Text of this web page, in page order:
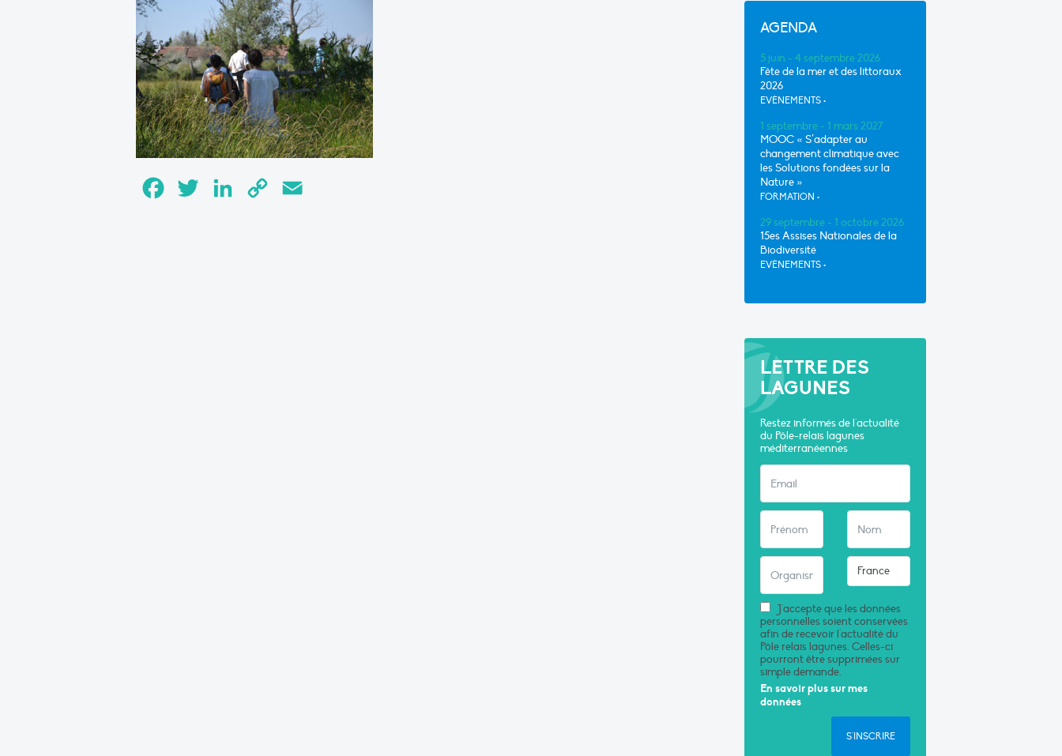
FacebookTwitter LinkedInCopy
AGENDA
5 juin - 4 septembre 2026
Fête de la mer et des littoraux
2026
EVÈNEMENTS •
1 septembre - 1 mars 2027
MOOC « S’adapter au
changement climatique avec
les Solutions fondées sur la
Nature »
FORMATION •
29 septembre - 1 octobre 2026
15es Assises Nationales de la
Biodiversité
EVÈNEMENTS •
LETTRE DES
LAGUNES
Restez informés de l'actualité
du Pôle-relais lagunes
méditerranéennes
J'accepte que les données
personnelles soient conservées
afin de recevoir l'actualité du
Pôle relais lagunes. Celles-ci
pourront être supprimées sur
simple demande.
En savoir plus sur mes
données
S'INSCRIRE